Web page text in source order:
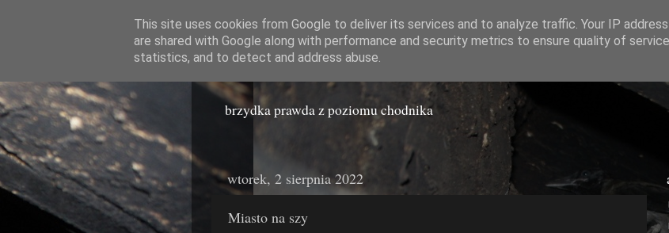
Miasto Gówna
brzydka prawda z poziomu chodnika
wtorek, 2 sierpnia 2022
Miasto na szy
This site uses cookies from Google to deliver its services and to analyze traffic. Your IP
are shared with Google along with performance and security metrics to ensure quality of
statistics, and to detect and address abuse.